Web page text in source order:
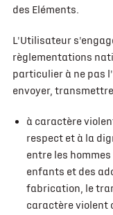
des Eléments.
L'Utilisateur
règlementations
particulier à ne pas
envoyer,
à caractère
respect et à la
entre les
enfants et des
fabrication, le
caractère violent